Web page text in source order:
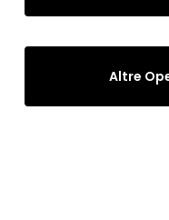
Altre